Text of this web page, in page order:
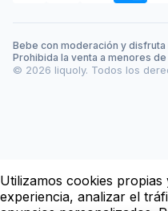
Bebe con moderación y disfruta
Prohibida la venta a menores de
© 2026 liquoly. Todos los
Utilizamos cookies
experiencia, analizar el